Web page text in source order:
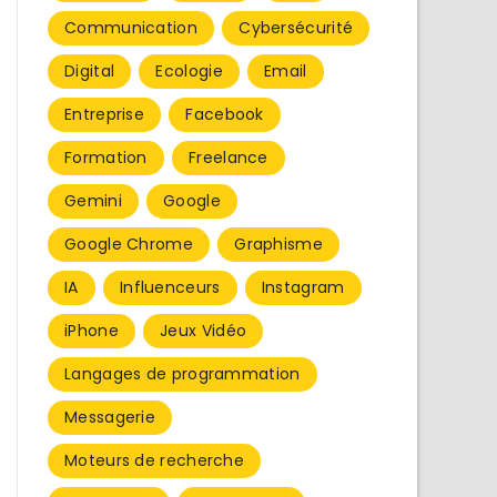
Communication
Cybersécurité
Digital
Ecologie
Email
Entreprise
Facebook
Formation
Freelance
Gemini
Google
Google Chrome
Graphisme
IA
Influenceurs
Instagram
iPhone
Jeux Vidéo
Langages de programmation
Messagerie
Moteurs de recherche